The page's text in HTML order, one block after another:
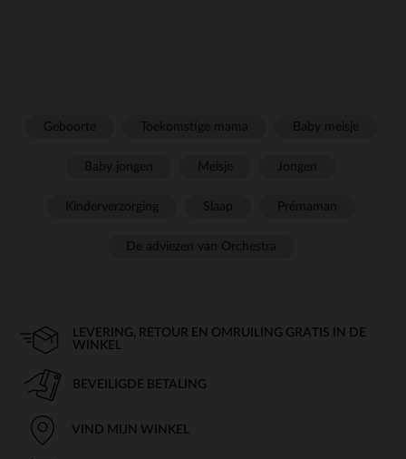
LEVERING, RETOUR EN OMRUILING GRATIS IN DE
WINKEL
BEVEILIGDE BETALING
VIND MIJN WINKEL